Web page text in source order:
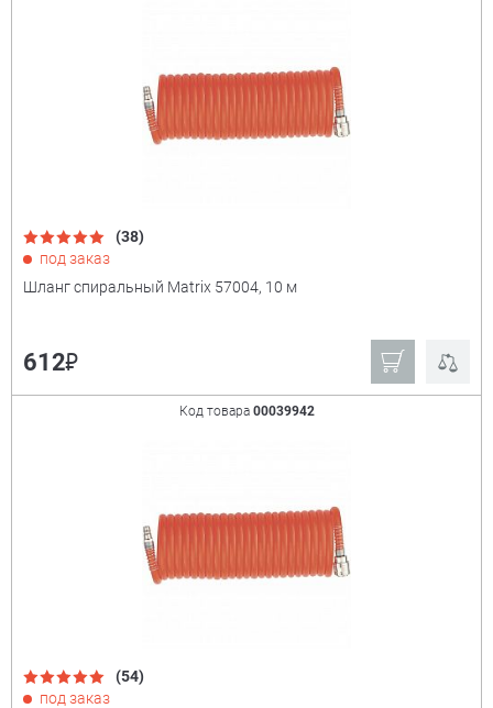
(38)
под заказ
Шланг спиральный Matrix 57004, 10 м
612₽
Код товара 00039942
(54)
под заказ